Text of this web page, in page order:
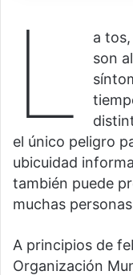
L
a
son
el único peligro
ubicuidad
también puede
muchas
A principios de
Organización